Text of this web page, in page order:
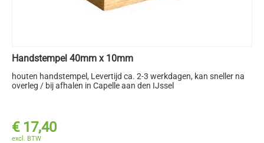
Handstempel 40mm x 10mm
houten handstempel, Levertijd ca. 2-3 werkdagen, kan sneller na
overleg / bij afhalen in Capelle aan den IJssel
€ 17,40
excl. BTW